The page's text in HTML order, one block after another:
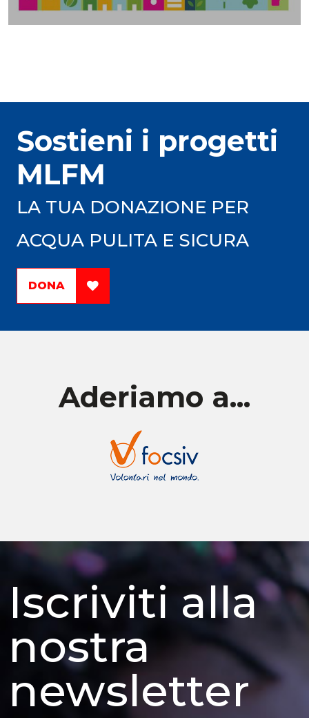
Sostieni i progetti
MLFM
LA TUA DONAZIONE PER
ACQUA PULITA E SICURA
DONA
Aderiamo a...
Iscriviti alla
nostra
newsletter